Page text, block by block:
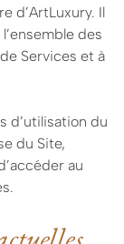
d’ArtLuxury. Il
des
Services et à
d’utilisation du
du Site,
au